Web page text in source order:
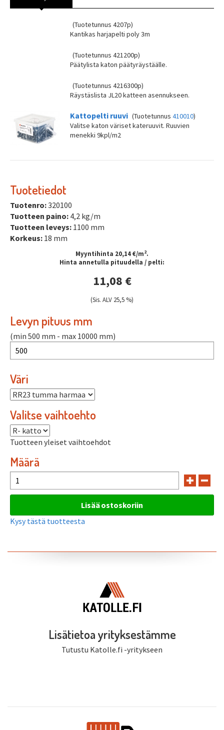
(Tuotetunnus 4207p)
Kantikas harjapelti poly 3m
(Tuotetunnus 421200p)
Päätylista katon päätyräystäälle.
(Tuotetunnus 4216300p)
Räystäslista JL20 katteen asennukseen.
Kattopelti ruuvi (Tuotetunnus 410010)
Valitse katon väriset kateruuvit. Ruuvien
menekki 9kpl/m2
Tuotetiedot
Tuotenro:320100
Tuotteen paino: 4,2 kg/m
Tuotteen leveys: 1100 mm
Korkeus: 18 mm
Myyntihinta 20,14 €/m2.
Hinta annetulla pituudella / pelti:
11,08 €
(Sis. ALV 25,5 %)
Levyn pituus mm
(min 500 mm - max 10000 mm)
Väri
Valitse vaihtoehto
Tuotteen yleiset vaihtoehdot
Määrä
Kysy tästä tuotteesta
Lisätietoa yrityksestämme
Tutustu Katolle.fi -yritykseen